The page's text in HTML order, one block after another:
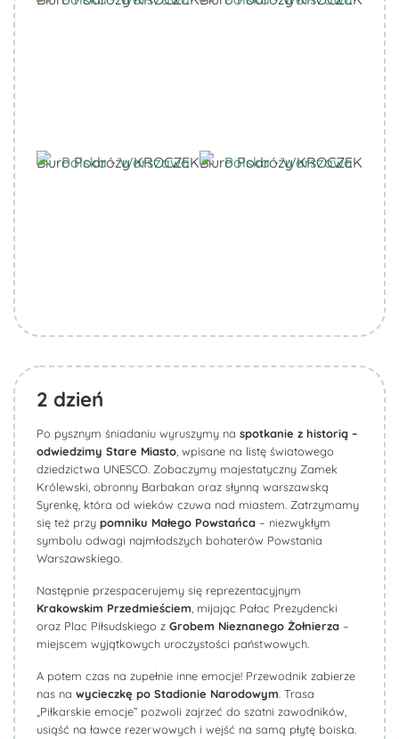
Biuro Podróży KROCZEKBiuro Podróży KROCZEK
2 dzień
Po pysznym śniadaniu wyruszymy na spotkanie z historią –
odwiedzimy Stare Miasto , wpisane na listę światowego
dziedzictwa UNESCO. Zobaczymy majestatyczny Zamek
Królewski, obronny Barbakan oraz słynną warszawską
Syrenkę, która od wieków czuwa nad miastem. Zatrzymamy
się też przy pomniku Małego Powstańca – niezwykłym
symbolu odwagi najmłodszych bohaterów Powstania
Warszawskiego.
Następnie przespacerujemy się reprezentacyjnym
Krakowskim Przedmieściem , mijając Pałac Prezydencki
oraz Plac Piłsudskiego z Grobem Nieznanego Żołnierza –
miejscem wyjątkowych uroczystości państwowych.
A potem czas na zupełnie inne emocje! Przewodnik zabierze
nas na wycieczkę po Stadionie Narodowym . Trasa
„Piłkarskie emocje” pozwoli zajrzeć do szatni zawodników,
usiąść na ławce rezerwowych i wejść na samą płytę boiska.